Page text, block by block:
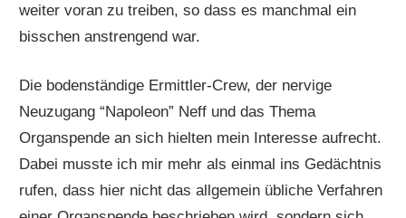
weiter voran zu treiben, so dass es manchmal ein
bisschen anstrengend war.
Die bodenständige Ermittler-Crew, der nervige
Neuzugang “Napoleon” Neff und das Thema
Organspende an sich hielten mein Interesse aufrecht.
Dabei musste ich mir mehr als einmal ins Gedächtnis
rufen, dass hier nicht das allgemein übliche Verfahren